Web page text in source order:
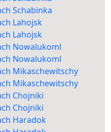
Schabinka
Lahojsk
Lahojsk
Nowalukoml
Nowalukoml
Mikaschewitschy
Mikaschewitschy
Chojniki
Chojniki
Haradok